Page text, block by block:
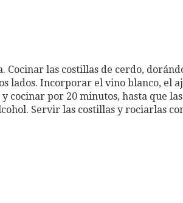
las costillas de cerdo,
lados. Incorporar el vino blanco, el
cocinar por 20 minutos, hasta que las
Servir las costillas y rociarlas